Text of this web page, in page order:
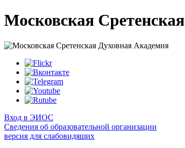
Московская Сретенская
Вход в ЭИОС
Сведения об образовательной организации
версия для слабовидящих